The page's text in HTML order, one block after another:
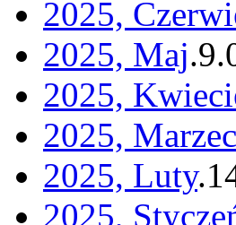
2025,
2025, Maj.9.
2025,
2025, Marzec
2025, Luty.
2025,